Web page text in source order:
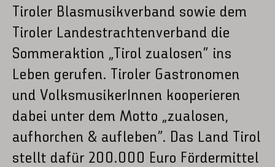
Tiroler Blasmusikverband sowie dem
Tiroler Landestrachtenverband die
Sommeraktion „Tirol zualosen“ ins
Leben gerufen. Tiroler Gastronomen
und VolksmusikerInnen kooperieren
dabei unter dem Motto „zualosen,
aufhorchen & aufleben“. Das Land Tirol
stellt dafür 200.000 Euro Fördermittel